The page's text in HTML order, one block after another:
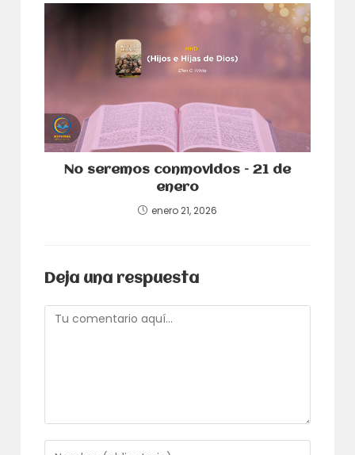
No seremos conmovidos – 21 de
enero
enero 21, 2026
Deja una respuesta
Comentario